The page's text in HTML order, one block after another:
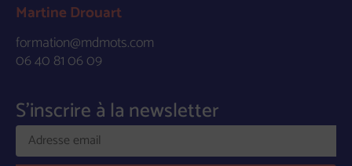
Martine Drouart
formation@mdmots.com
06 40 81 06 09
S'inscrire à la newsletter